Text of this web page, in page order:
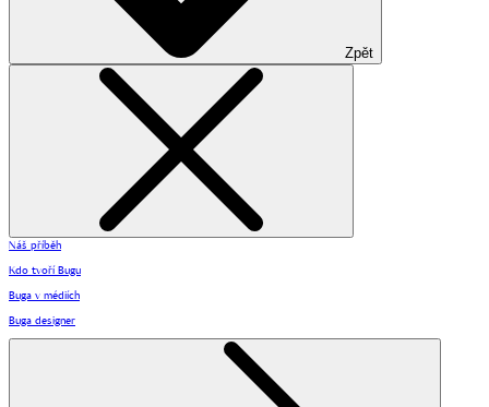
Zpět
Náš příběh
Kdo tvoří Bugu
Buga v médiích
Buga designer